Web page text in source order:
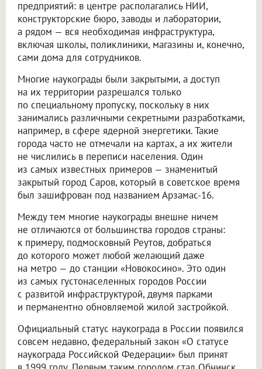
предприятий: в центре располагались НИИ,
конструкторские бюро, заводы и лаборатории,
а рядом — вся необходимая инфраструктура,
включая школы, поликлиники, магазины и, конечно,
сами дома для сотрудников.
Многие наукограды были закрытыми, а доступ
на их территории разрешался только
по специальному пропуску, поскольку в них
занимались различными секретными разработками,
например, в сфере ядерной энергетики. Такие
города часто не отмечали на картах, а их жители
не числились в переписи населения. Один
из самых известных примеров — знаменитый
закрытый город Саров, который в советское время
был зашифрован под названием Арзамас-16.
Между тем многие наукограды внешне ничем
не отличаются от большинства городов страны:
к примеру, подмосковный Реутов, добраться
до которого может любой желающий даже
на метро — до станции «Новокосино». Это один
из самых густонаселенных городов России
с развитой инфраструктурой, двумя парками
и перманентно обновляемой жилой застройкой.
Официальный статус наукограда в России появился
совсем недавно, федеральный закон «О статусе
наукограда Российской Федерации» был принят